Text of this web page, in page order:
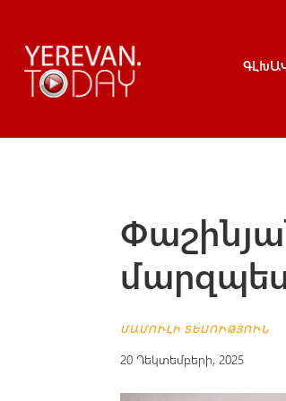
ՄԱՄՈՒԼԻ ՏԵՍՈՒԹՅՈՒՆ
20 Դեկտեմբերի, 2025